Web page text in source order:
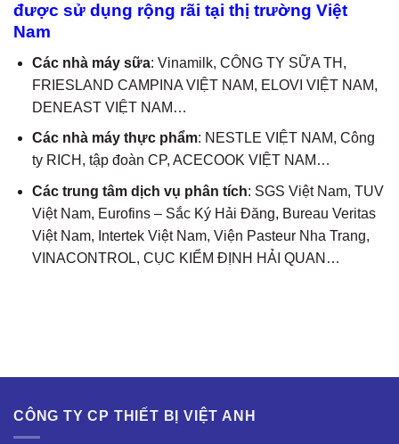
được sử dụng rộng rãi tại thị trường Việt
Nam
Các nhà máy sữa: Vinamilk, CÔNG TY SỮA TH,
FRIESLAND CAMPINA VIỆT NAM, ELOVI VIỆT NAM,
DENEAST VIỆT NAM…
Các nhà máy thực phẩm: NESTLE VIỆT NAM, Công
ty RICH, tập đoàn CP, ACECOOK VIỆT NAM…
Các trung tâm dịch vụ phân tích: SGS Việt Nam, TUV
Việt Nam, Eurofins – Sắc Ký Hải Đăng, Bureau Veritas
Việt Nam, Intertek Việt Nam, Viện Pasteur Nha Trang,
VINACONTROL, CỤC KIỂM ĐỊNH HẢI QUAN…
CÔNG TY CP THIẾT BỊ VIỆT ANH